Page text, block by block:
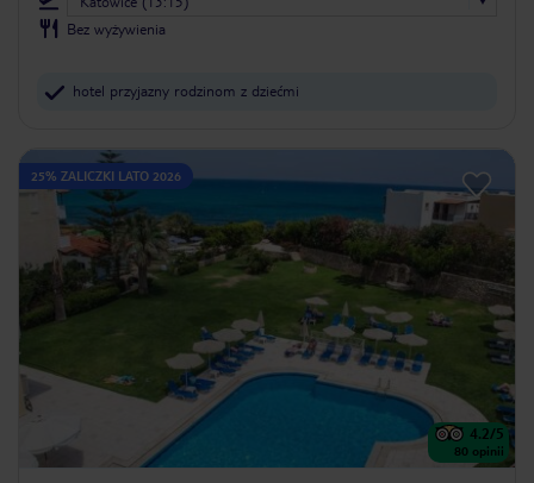
Bez wyżywienia
hotel przyjazny rodzinom z dziećmi
25% ZALICZKI LATO 2026
4.2/5
80 opinii